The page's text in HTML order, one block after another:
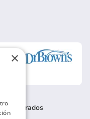
registrados
×